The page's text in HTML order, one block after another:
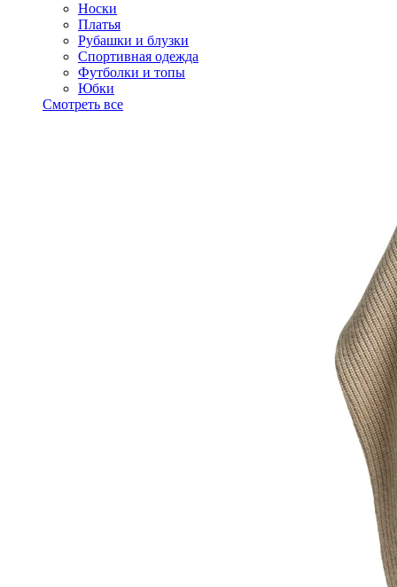
Носки
Платья
Рубашки и блузки
Спортивная одежда
Футболки и топы
Юбки
Смотреть все